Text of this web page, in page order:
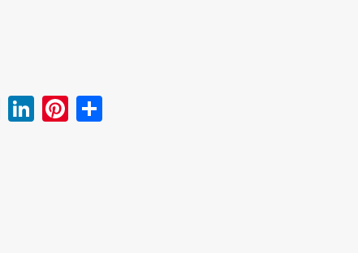
LinkedInPinterest Share